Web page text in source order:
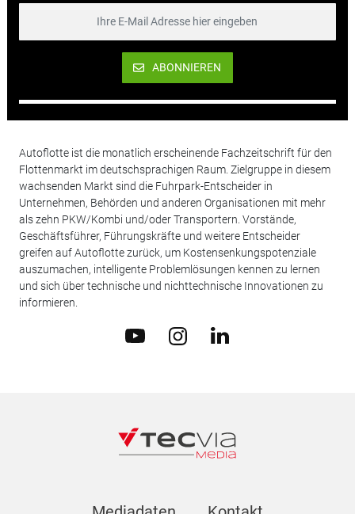
ABONNIEREN
Autoflotte ist die monatlich erscheinende Fachzeitschrift für den
Flottenmarkt im deutschsprachigen Raum. Zielgruppe in diesem
wachsenden Markt sind die Fuhrpark-Entscheider in
Unternehmen, Behörden und anderen Organisationen mit mehr
als zehn PKW/Kombi und/oder Transportern. Vorstände,
Geschäftsführer, Führungskräfte und weitere Entscheider
greifen auf Autoflotte zurück, um Kostensenkungspotenziale
auszumachen, intelligente Problemlösungen kennen zu lernen
und sich über technische und nichttechnische Innovationen zu
informieren.